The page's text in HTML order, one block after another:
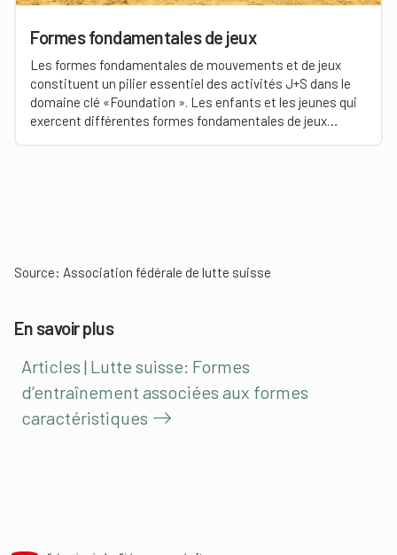
Formes fondamentales de jeux
Les formes fondamentales de mouvements et de jeux
constituent un pilier essentiel des activités J+S dans le
domaine clé «Foundation ». Les enfants et les jeunes qui
exercent différentes formes fondamentales de jeux
Source: Association fédérale de lutte suisse
En savoir plus
Articles | Lutte suisse: Formes
d’entraînement associées aux formes
caractéristiques